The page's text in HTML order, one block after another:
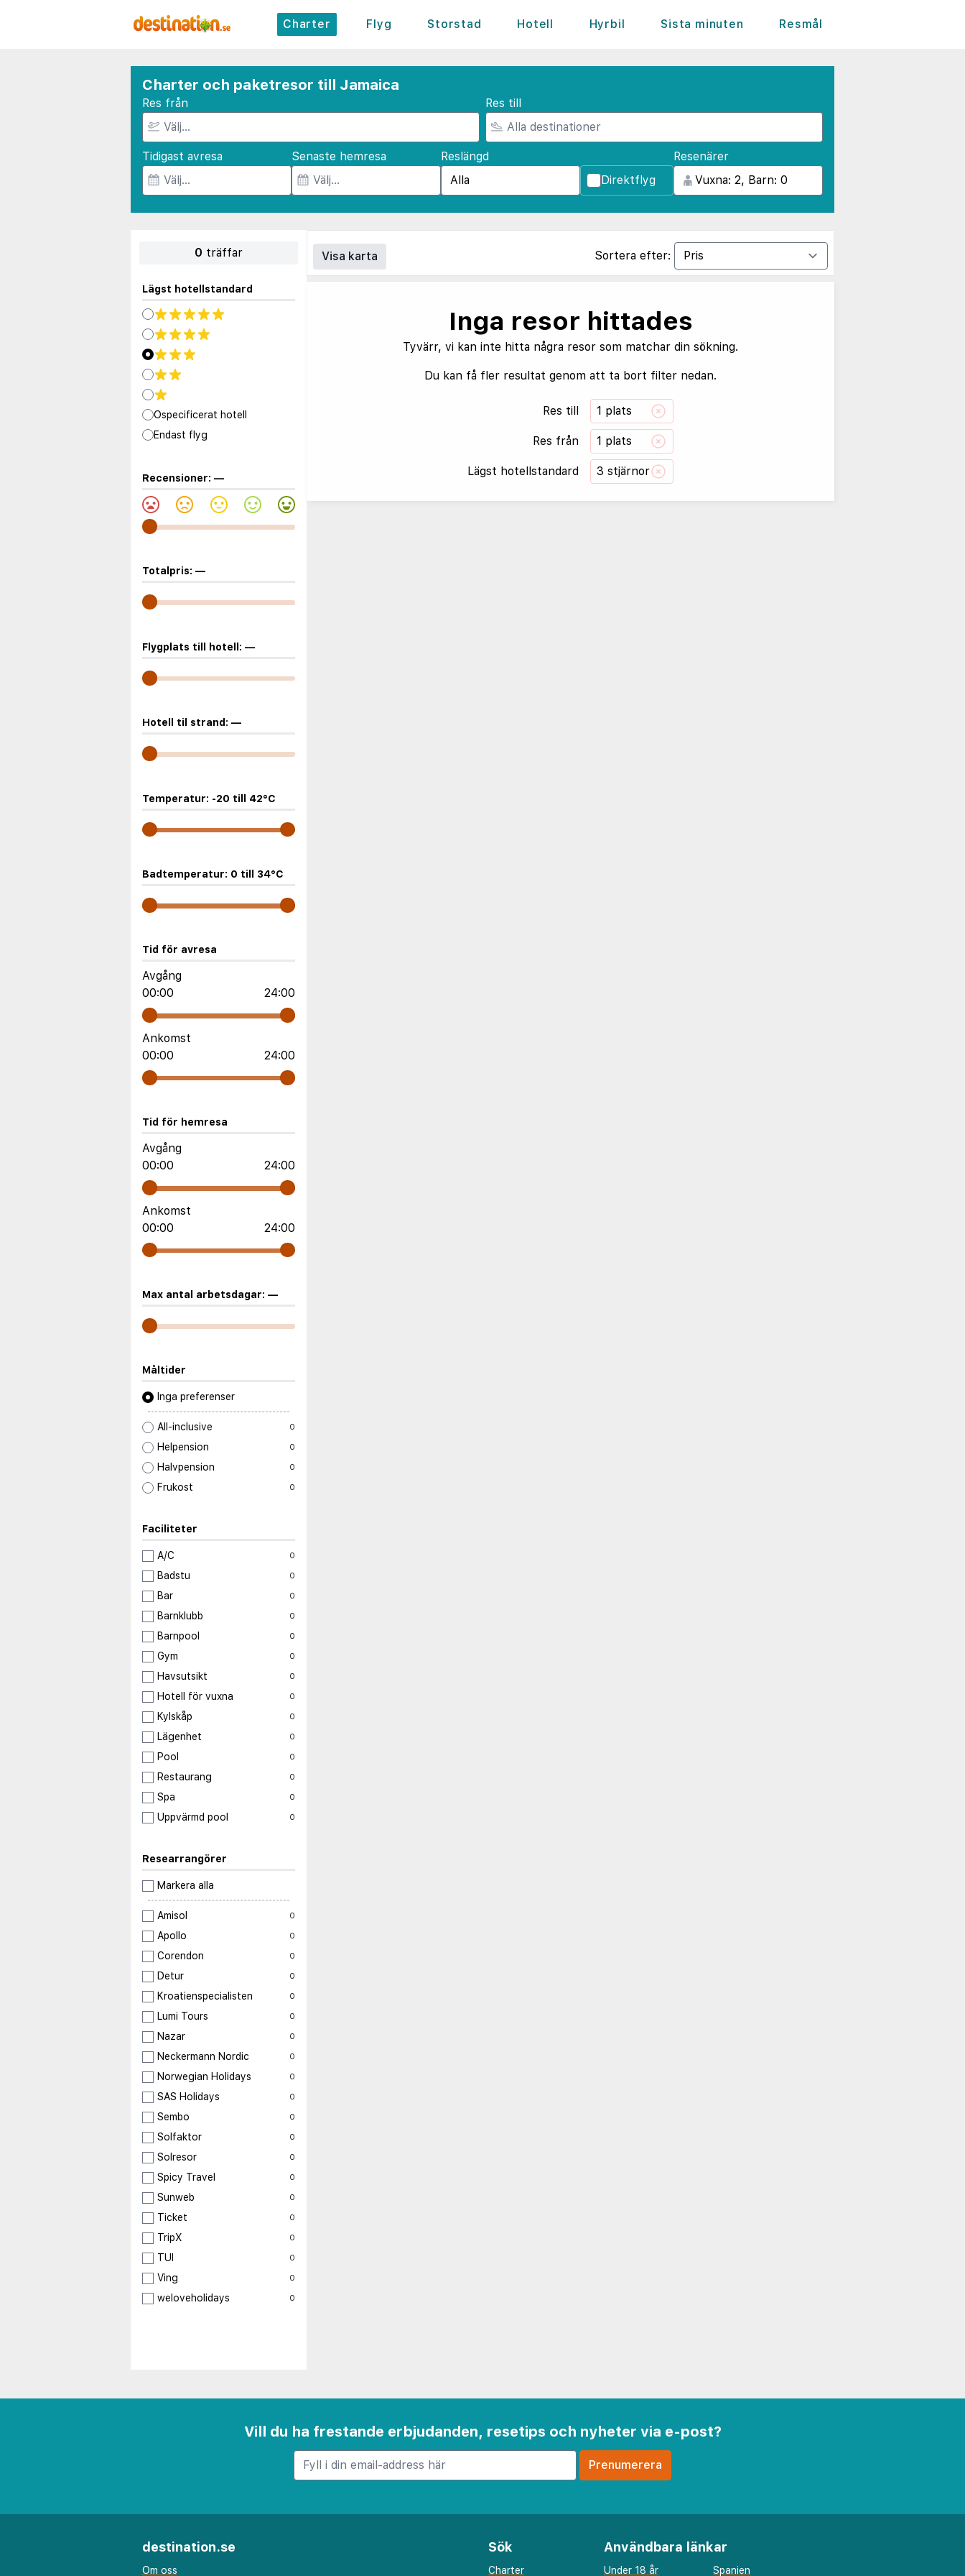
Charter Flyg Storstad Hotell Hyrbil Sista minuten Resmål
Charter och paketresor till Jamaica
Res från Res till
Tidigast avresa Senaste hemresa
Reslängd
Direktflyg
Resenärer
0 träffar
Lägst hotellstandard
Ospecificerat hotell
Endast flyg
Recensioner: —
Totalpris: —
Flygplats till hotell: —
Hotell til strand: —
Temperatur: -20 till 42°C
Badtemperatur: 0 till 34°C
Tid för avresa
Avgång
00:00
24:00
Ankomst
00:00
24:00
Tid för hemresa
Avgång
00:00
24:00
Ankomst
00:00
24:00
Max antal arbetsdagar: —
Måltider
Inga preferenser
All-inclusive 0
Helpension 0
Halvpension 0
Frukost 0
Faciliteter
A/C 0
Badstu 0
Bar 0
Barnklubb 0
Barnpool 0
Gym 0
Havsutsikt 0
Hotell för vuxna 0
Kylskåp 0
Lägenhet 0
Pool 0
Restaurang 0
Spa 0
Uppvärmd pool 0
Researrangörer
Markera alla
Amisol 0
Apollo 0
Corendon 0
Detur 0
Kroatienspecialisten 0
Lumi Tours 0
Nazar 0
Neckermann Nordic 0
Norwegian Holidays 0
SAS Holidays 0
Sembo 0
Solfaktor 0
Solresor 0
Spicy Travel 0
Sunweb 0
Ticket 0
TripX 0
TUI 0
Ving 0
weloveholidays 0
Visa karta Sortera efter:
Inga resor hittades
Tyvärr, vi kan inte hitta några resor som matchar din sökning.
Du kan få fler resultat genom att ta bort filter nedan.
Res till 1 plats
Res från 1 plats
Lägst hotellstandard 3 stjärnor
Vill du ha frestande erbjudanden, resetips och nyheter via e-post?
destination.se
Om oss
Sök
Charter
Användbara länkar
Under 18 år Spanien